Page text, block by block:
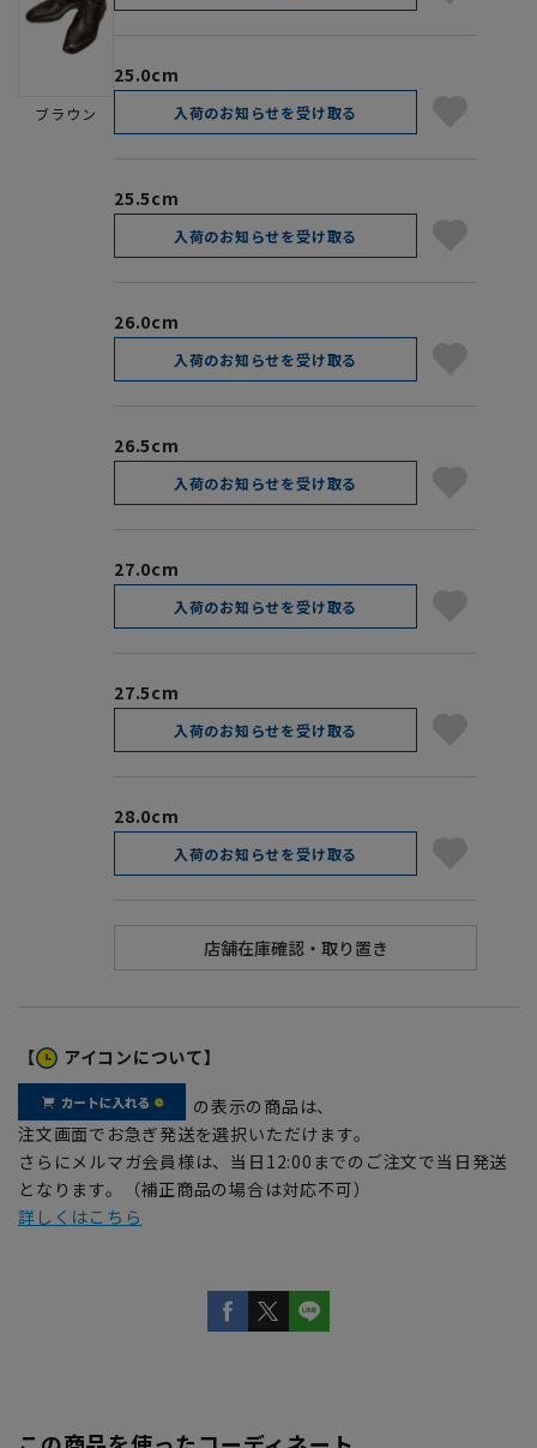
ブラウン
25.0cm
入荷のお知らせを受け取る
25.5cm
入荷のお知らせを受け取る
26.0cm
入荷のお知らせを受け取る
26.5cm
入荷のお知らせを受け取る
27.0cm
入荷のお知らせを受け取る
27.5cm
入荷のお知らせを受け取る
28.0cm
入荷のお知らせを受け取る
【 アイコンについて】
の表示の商品は、
注文画面でお急ぎ発送を選択いただけます。
さらにメルマガ会員様は、当日12:00までのご注文で当日発送
となります。（補正商品の場合は対応不可）
詳しくはこちら